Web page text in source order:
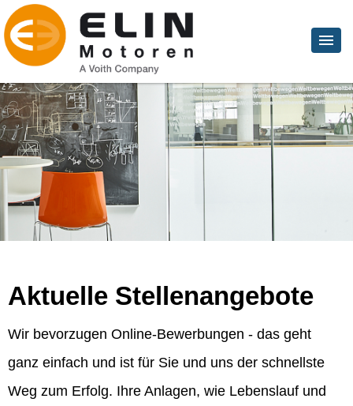
Aktuelle Stellenangebote
Wir bevorzugen Online-Bewerbungen - das geht
ganz einfach und ist für Sie und uns der schnellste
Weg zum Erfolg. Ihre Anlagen, wie Lebenslauf und